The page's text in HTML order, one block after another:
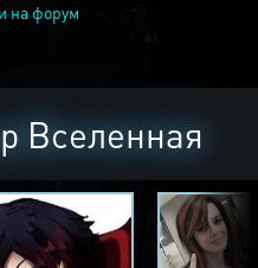
на форум
Вселенная